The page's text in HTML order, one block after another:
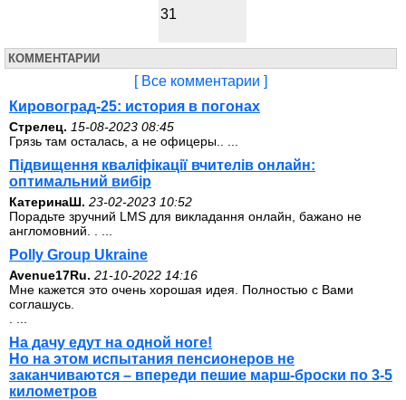
31
КОММЕНТАРИИ
[ Все комментарии ]
Кировоград-25: история в погонах
Стрелец. 15-08-2023 08:45
Грязь там осталась, а не офицеры.. ...
Підвищення кваліфікації вчителів онлайн:
оптимальний вибір
КатеринаШ. 23-02-2023 10:52
Порадьте зручний LMS для викладання онлайн, бажано не
англомовний. . ...
Polly Group Ukraine
Avenue17Ru. 21-10-2022 14:16
Мне кажется это очень хорошая идея. Полностью с Вами
соглашусь.
На дачу едут на одной ноге!
Но на этом испытания пенсионеров не
заканчиваются – впереди пешие марш-броски по 3-5
километров